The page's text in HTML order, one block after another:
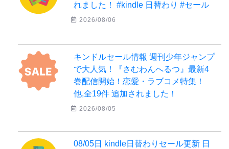
れました！ #kindle 日替わり #セール
2026/08/06
キンドルセール情報 週刊少年ジャンプ
で大人気！『さむわんへるつ』最新4
巻配信開始！恋愛・ラブコメ特集！
他,全19件 追加されました！
2026/08/05
08/05日 kindle日替わりセール更新 日